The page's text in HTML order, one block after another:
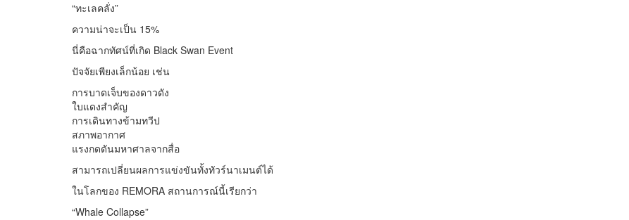
“ทะเลคลั่ง”
ความน่าจะเป็น 15%
นี่คือฉากทัศน์ที่เกิด Black Swan Event
ปัจจัยเพียงเล็กน้อย เช่น
การบาดเจ็บของดาวดัง
ใบแดงสำคัญ
การเดินทางข้ามทวีป
สภาพอากาศ
แรงกดดันมหาศาลจากสื่อ
สามารถเปลี่ยนผลการแข่งขันทั้งทัวร์นาเมนต์ได้
ในโลกของ REMORA สถานการณ์นี้เรียกว่า
“Whale Collapse”